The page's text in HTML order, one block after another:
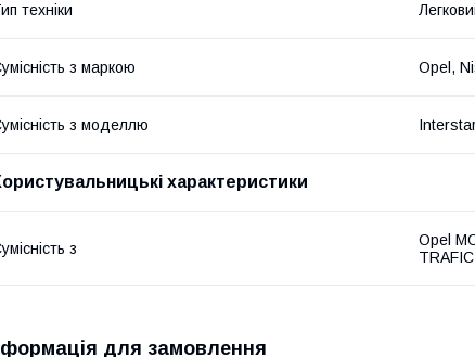
техніки
з маркою Opel,
з моделлю
характеристики
з
Opel
для замовлення